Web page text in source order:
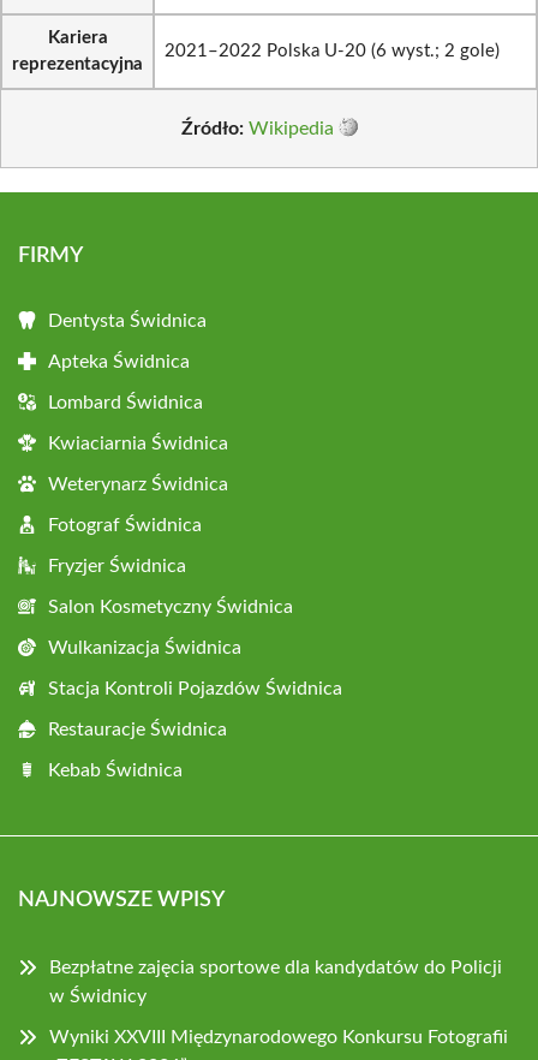
Kariera
reprezentacyjna
2021–2022 Polska U-20 (6 wyst.; 2 gole)
Źródło: Wikipedia
FIRMY
Dentysta Świdnica
Apteka Świdnica
Lombard Świdnica
Kwiaciarnia Świdnica
Weterynarz Świdnica
Fotograf Świdnica
Fryzjer Świdnica
Salon Kosmetyczny Świdnica
Wulkanizacja Świdnica
Stacja Kontroli Pojazdów Świdnica
Restauracje Świdnica
Kebab Świdnica
NAJNOWSZE WPISY
Bezpłatne zajęcia sportowe dla kandydatów do Policji
w Świdnicy
Wyniki XXVIII Międzynarodowego Konkursu Fotografii